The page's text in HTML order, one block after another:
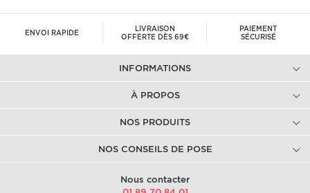
ENVOI RAPIDE
LIVRAISON
OFFERTE DÈS 69€
PAIEMENT
SÉCURISÉ
INFORMATIONS
À PROPOS
NOS PRODUITS
NOS CONSEILS DE POSE
Nous contacter